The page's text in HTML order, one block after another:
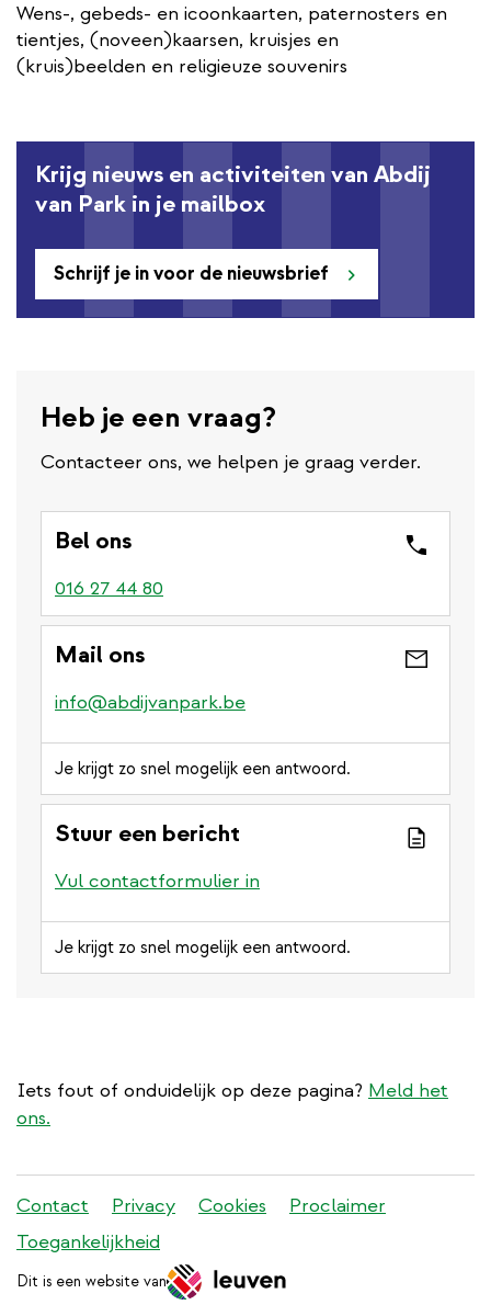
Wens-, gebeds- en icoonkaarten, paternosters en
tientjes, (noveen)kaarsen, kruisjes en
(kruis)beelden en religieuze souvenirs
Schrijf je in voor de nieuwsbrief
Krijg nieuws en activiteiten van Abdij
van Park in je mailbox
Heb je een vraag?
Contacteer ons, we helpen je graag verder.
Bel ons
016 27 44 80
Mail ons
info@abdijvanpark.be
Je krijgt zo snel mogelijk een antwoord.
Stuur een bericht
Vul contactformulier in
Je krijgt zo snel mogelijk een antwoord.
Iets fout of onduidelijk op deze pagina? Meld het
ons.
Stadleuven
footer
menu
Contact Privacy Cookies
Proclaimer
Toegankelijkheid
Dit is een website van